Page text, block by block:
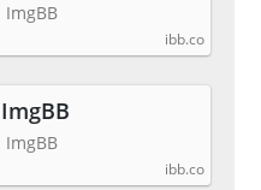
ImgBB
ibb.co
ImgBB
ibb.co